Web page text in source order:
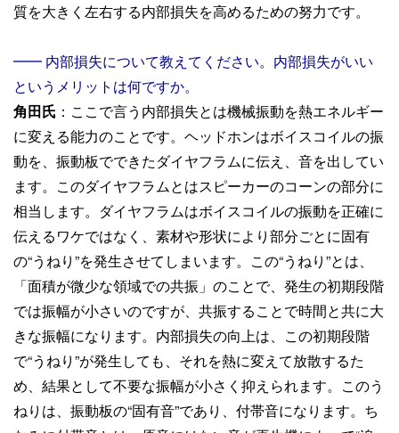
質を大きく左右する内部損失を高めるための努力です。
━━ 内部損失について教えてください。内部損失がいい
というメリットは何ですか。
角田氏 ：ここで言う内部損失とは機械振動を熱エネルギー
に変える能力のことです。ヘッドホンはボイスコイルの振
動を、振動板でできたダイヤフラムに伝え、音を出してい
ます。このダイヤフラムとはスピーカーのコーンの部分に
相当します。ダイヤフラムはボイスコイルの振動を正確に
伝えるワケではなく、素材や形状により部分ごとに固有
の“うねり”を発生させてしまいます。この“うねり”とは、
「面積が微少な領域での共振」のことで、発生の初期段階
では振幅が小さいのですが、共振することで時間と共に大
きな振幅になります。内部損失の向上は、この初期段階
で“うねり”が発生しても、それを熱に変えて放散するた
め、結果として不要な振幅が小さく抑えられます。このう
ねりは、振動板の“固有音”であり、付帯音になります。ち